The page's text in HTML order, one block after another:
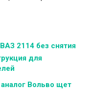
2114 без снятия
для
Вольво щет